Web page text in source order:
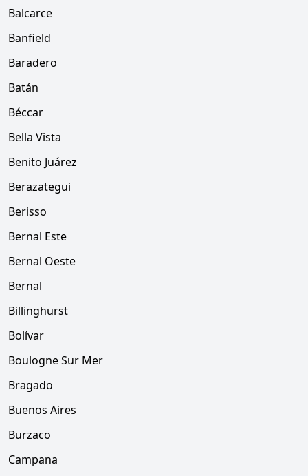
Balcarce
Banfield
Baradero
Batán
Béccar
Bella Vista
Benito Juárez
Berazategui
Berisso
Bernal Este
Bernal Oeste
Bernal
Billinghurst
Bolívar
Boulogne Sur Mer
Bragado
Buenos Aires
Burzaco
Campana